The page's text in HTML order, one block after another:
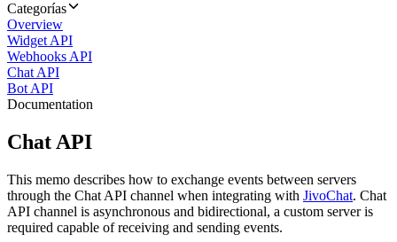
Categorías
Overview
Widget API
Webhooks API
Chat API
Bot API
Documentation
Chat API
This memo describes how to exchange events between servers
through the Chat API channel when integrating with JivoChat. Chat
API channel is asynchronous and bidirectional, a custom server is
required capable of receiving and sending events.